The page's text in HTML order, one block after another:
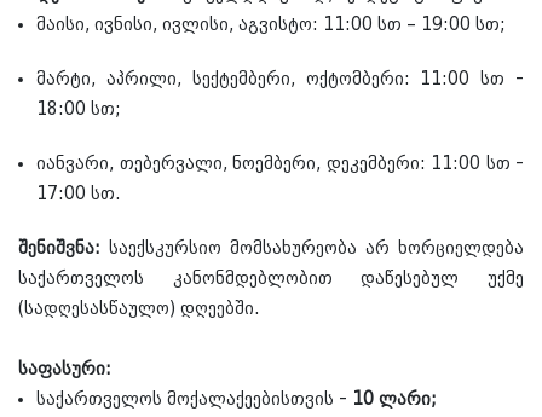
მაისი, ივნისი, ივლისი, აგვისტო: 11:00 სთ – 19:00 სთ;
მარტი, აპრილი, სექტემბერი, ოქტომბერი: 11:00 სთ -
18:00 სთ;
იანვარი, თებერვალი, ნოემბერი, დეკემბერი: 11:00 სთ -
17:00 სთ.
შენიშვნა: საექსკურსიო მომსახურეობა არ ხორციელდება
საქართველოს კანონმდებლობით დაწესებულ უქმე
(სადღესასწაულო) დღეებში.
საფასური:
საქართველოს მოქალაქეებისთვის - 10 ლარი;